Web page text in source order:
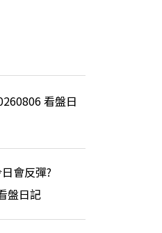
看盤日
會反彈?
盤日記